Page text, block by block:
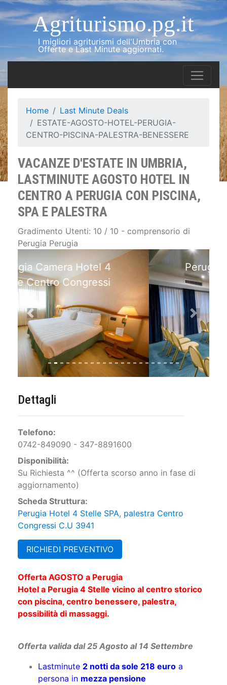
Agriturismo.pg.it
I migliori agriturismi dell'Umbria con
Offerte e Last Minute aggiornati.
Home
Last Minute Deals
ESTATE-AGOSTO-HOTEL-PERUGIA-
CENTRO-PISCINA-PALESTRA-BENESSERE
VACANZE D'ESTATE IN UMBRIA,
LASTMINUTE AGOSTO HOTEL IN
CENTRO A PERUGIA CON PISCINA,
SPA E PALESTRA
Gradimento Utenti: 10 / 10 - comprensorio di
Perugia Perugia
Perugia Sala Congressi e
Business
Previous Next
Dettagli
Telefono:
0742-849090 - 347-8891600
Disponibilità:
Su Richiesta ^^ (Offerta scorso anno in fase di
aggiornamento)
Scheda Struttura:
Perugia Hotel 4 Stelle SPA, palestra Centro
Congressi C.U 3941
RICHIEDI PREVENTIVO
Offerta AGOSTO a Perugia
Hotel a Perugia 4 Stelle vicino al centro storico
con piscina, centro benessere, palestra,
possibilità di massaggi.
Offerta valida dal 25 Agosto al 14 Settembre
Lastminute 2 notti da sole 218 euro a
persona in mezza pensione